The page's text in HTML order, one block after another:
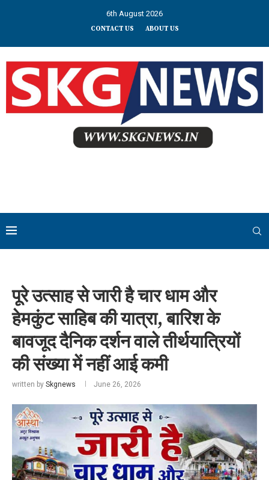
6th August 2026
CONTACT US ABOUT US
पूरे उत्साह से जारी है चार धाम और
हेमकुंट साहिब की यात्रा, बारिश के
बावजूद दैनिक दर्शन वाले तीर्थयात्रियों
की संख्या में नहीं आई कमी
written by Skgnews June 26, 2026